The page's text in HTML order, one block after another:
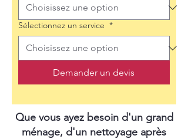
Sélectionnez un service *
Demander un devis
Que vous ayez besoin d'un grand
ménage, d'un nettoyage après